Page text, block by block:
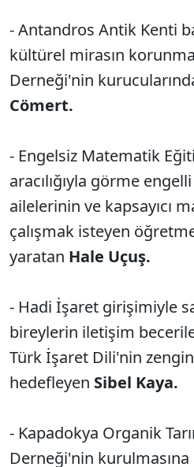
- Antandros Antik Kenti
kültürel mirasın
Derneği'nin
Cömert.
- Engelsiz Matematik
aracılığıyla görme
ailelerinin ve kapsayıcı
çalışmak isteyen
yaratan Hale Uçuş.
- Hadi İşaret girişimiyle
bireylerin iletişim
Türk İşaret Dili'nin
hedefleyen Sibel Kaya.
- Kapadokya Organik
Derneği'nin